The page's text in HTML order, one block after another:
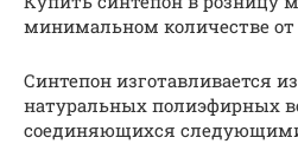
минимальном количестве от
Синтепон изготавливается
натуральных полиэфирных
соединяющихся